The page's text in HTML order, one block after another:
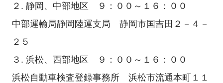
２. 静岡、中部地区 ９：００～１６：００
中部運輸局静岡陸運支局 静岡市国吉田２－４－
２５
３. 浜松、西部地区 ９：００～１６：００
浜松自動車検査登録事務所 浜松市流通本町１１